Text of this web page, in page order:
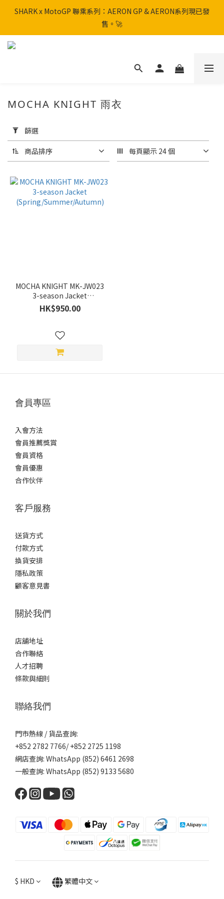
SHARK x MotoGP 聯乘系列：AERON GP & AERON系列現已發
售。🚀
SHARK x MotoGP 聯乘系列：AERON GP & AERON系列現已發
售。🚀
📦 【全新上架】NHK Helmet 到貨通知：S1GP & K5R 熱銷款式全
用
篩
選
(0/20)
品
牌
紅
(1)
(1)
價格
(HK$)
~
尺
XXXL
XXL
(1)
XL
(1)
(1)
(1)
S
(1)
別
士
(1)
MOCHA KNIGHT 雨衣
篩選
商品排序 每頁顯示 24 個
MOCHA KNIGHT MK-JW023
3-season Jacket
(Spring/Summer/Autumn)
HK$950.00
會員專區
入會方法
會員推薦獎賞
會員資格
會員優惠
合作伙伴
客戶服務
送貨方式
付款方式
換貨安排
隱私政策
顧客意見書
關於我們
店舖地址
合作聯絡
人才招聘
條款與細則
聯絡我們
門市熱線 / 貨品查詢:
+852 2782 7766/ +852 2725 1198
網店查詢: WhatsApp (852) 6461 2698
一般查詢: WhatsApp (852) 9133 5680
$ HKD 繁體中文